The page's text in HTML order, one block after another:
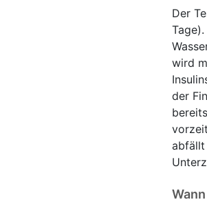
Der
wird
der
abfällt